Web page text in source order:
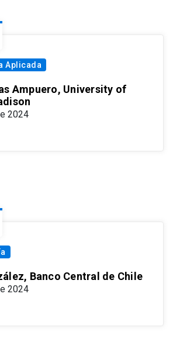
Aplicada
Ampuero, University of
2024
Banco Central de Chile
2024